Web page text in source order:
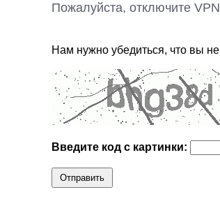
Пожалуйста, отключите
Нам нужно убедиться, что вы
Введите код с картинки:
Отправить